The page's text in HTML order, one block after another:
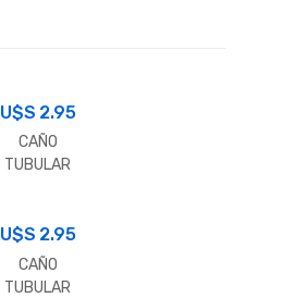
U$S 2.95
CAÑO
TUBULAR
(Metro)
U$S 2.95
CAÑO
TUBULAR